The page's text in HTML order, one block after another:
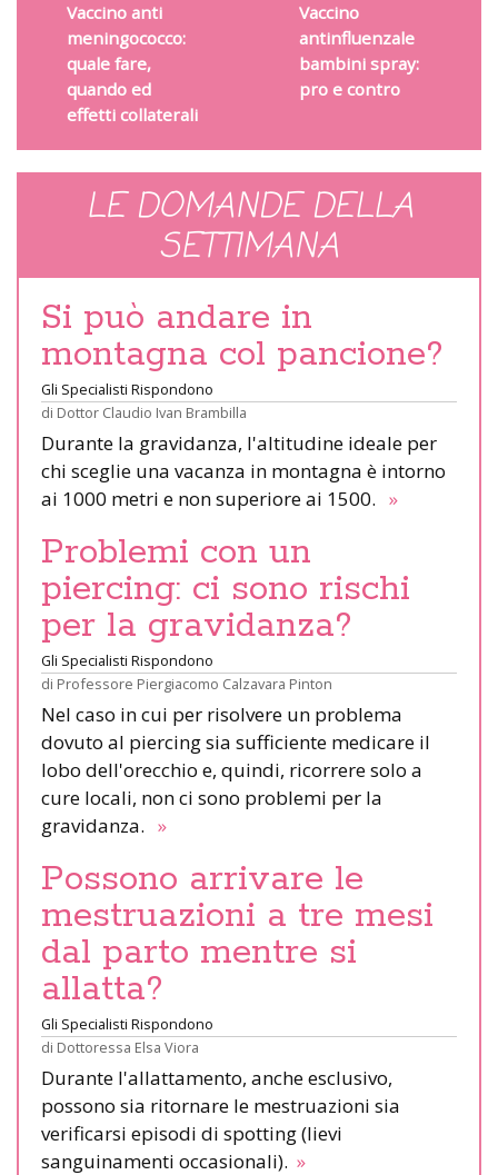
Vaccino anti
meningococco:
quale fare,
quando ed
effetti collaterali
Vaccino
antinfluenzale
bambini spray:
pro e contro
LE DOMANDE DELLA
SETTIMANA
Si può andare in
montagna col pancione?
Gli Specialisti Rispondono
di Dottor Claudio Ivan Brambilla
Durante la gravidanza, l'altitudine ideale per
chi sceglie una vacanza in montagna è intorno
ai 1000 metri e non superiore ai 1500. »
Problemi con un
piercing: ci sono rischi
per la gravidanza?
Gli Specialisti Rispondono
di Professore Piergiacomo Calzavara Pinton
Nel caso in cui per risolvere un problema
dovuto al piercing sia sufficiente medicare il
lobo dell'orecchio e, quindi, ricorrere solo a
cure locali, non ci sono problemi per la
gravidanza. »
Possono arrivare le
mestruazioni a tre mesi
dal parto mentre si
allatta?
Gli Specialisti Rispondono
di Dottoressa Elsa Viora
Durante l'allattamento, anche esclusivo,
possono sia ritornare le mestruazioni sia
verificarsi episodi di spotting (lievi
sanguinamenti occasionali). »